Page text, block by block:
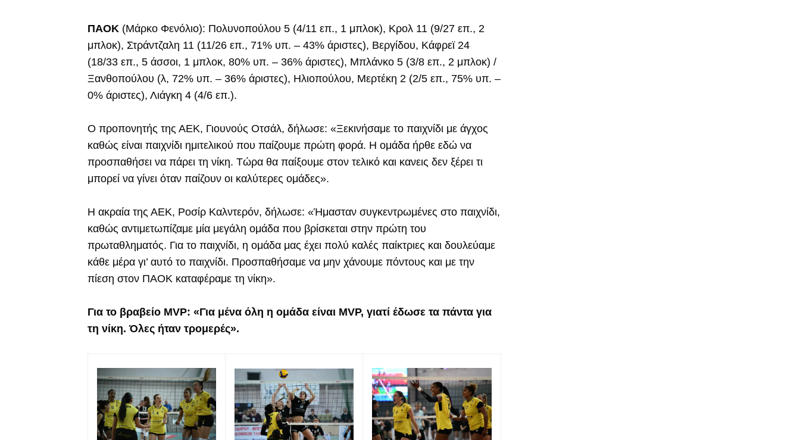
ΠΑΟΚ (Μάρκο Φενόλιο): Πολυνοπούλου 5 (4/11 επ., 1 μπλοκ), Κρολ 11 (9/27 επ., 2
μπλοκ), Στράντζαλη 11 (11/26 επ., 71% υπ. – 43% άριστες), Βεργίδου, Κάφρεϊ 24
(18/33 επ., 5 άσσοι, 1 μπλοκ, 80% υπ. – 36% άριστες), Μπλάνκο 5 (3/8 επ., 2 μπλοκ) /
Ξανθοπούλου (λ, 72% υπ. – 36% άριστες), Ηλιοπούλου, Μερτέκη 2 (2/5 επ., 75% υπ. –
0% άριστες), Λιάγκη 4 (4/6 επ.).
Ο προπονητής της ΑΕΚ, Γιουνούς Οτσάλ, δήλωσε: «Ξεκινήσαμε το παιχνίδι με άγχος
καθώς είναι παιχνίδι ημιτελικού που παίζουμε πρώτη φορά. Η ομάδα ήρθε εδώ να
προσπαθήσει να πάρει τη νίκη. Τώρα θα παίξουμε στον τελικό και κανεις δεν ξέρει τι
μπορεί να γίνει όταν παίζουν οι καλύτερες ομάδες».
Η ακραία της ΑΕΚ, Ροσίρ Καλντερόν, δήλωσε: «Ήμασταν συγκεντρωμένες στο παιχνίδι,
καθώς αντιμετωπίζαμε μία μεγάλη ομάδα που βρίσκεται στην πρώτη του
πρωταθληματός. Για το παιχνίδι, η ομάδα μας έχει πολύ καλές παίκτριες και δουλεύαμε
κάθε μέρα γι’ αυτό το παιχνίδι. Προσπαθήσαμε να μην χάνουμε πόντους και με την
πίεση στον ΠΑΟΚ καταφέραμε τη νίκη».
Για το βραβείο MVP: «Για μένα όλη η ομάδα είναι MVP, γιατί έδωσε τα πάντα για
τη νίκη. Όλες ήταν τρομερές».